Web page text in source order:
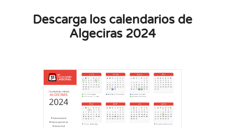
Descarga los calendarios de
Algeciras 2024